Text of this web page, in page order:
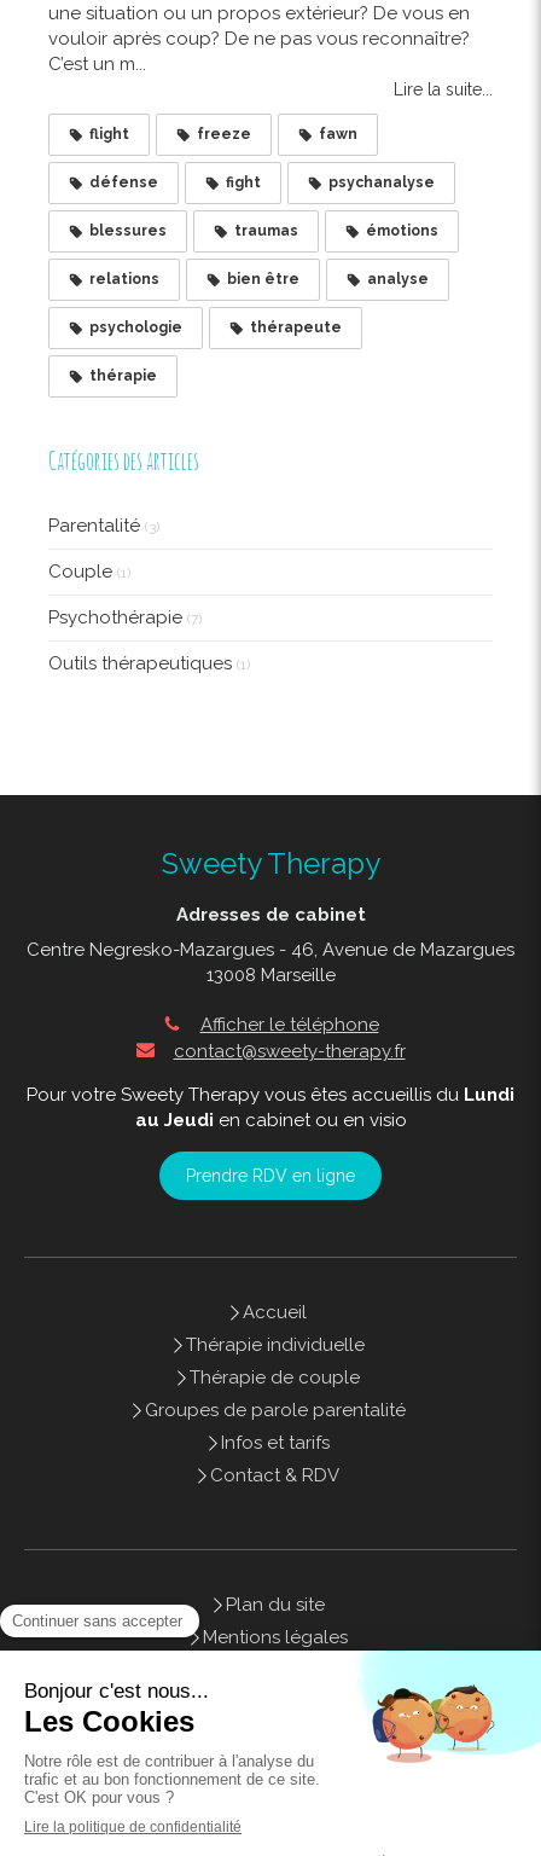
une situation ou un propos extérieur? De vous en
vouloir après coup? De ne pas vous reconnaître?
C’est un m...
Lire la suite...
flight freeze fawn
défense fight psychanalyse
blessures traumas émotions
relations bien être analyse
psychologie thérapeute
thérapie
Catégories des articles
Parentalité (3)
Couple (1)
Psychothérapie (7)
Outils thérapeutiques (1)
Sweety Therapy
Adresses de cabinet
Centre Negresko-Mazargues - 46, Avenue de Mazargues
13008 Marseille
Afficher le téléphone
contact@sweety-therapy.fr
Pour votre Sweety Therapy vous êtes accueillis du Lundi
au Jeudi en cabinet ou en visio
Prendre RDV en ligne
Accueil
Thérapie individuelle
Thérapie de couple
Groupes de parole parentalité
Infos et tarifs
Contact & RDV
Plan du site
Mentions légales
©2021 Sweety Therapy - Psychothérapie Marseille